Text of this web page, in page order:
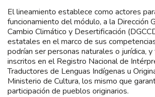
El lineamiento establece como actores
funcionamiento del módulo, a la Dirección
Cambio Climático y Desertificación
estatales en el marco de sus
podrían ser personas naturales o jurídica,
inscritos en el Registro Nacional de
Traductores de Lenguas Indígenas u
Ministerio de Cultura, los mismo que
participación de pueblos originarios.